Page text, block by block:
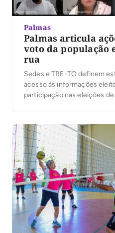
Palmas
Palmas articula
voto da população
rua
Sedes e TRE-TO definem
acesso às informações
participação nas eleições